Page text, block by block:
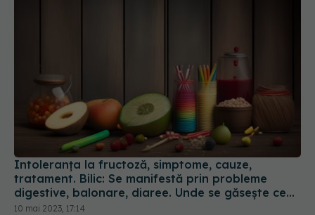
Intoleranța la fructoză, simptome, cauze,
tratament. Bilic: Se manifestă prin probleme
digestive, balonare, diaree. Unde se găsește cea
mai mare cantitate de fructoză
10 mai 2023, 17:14